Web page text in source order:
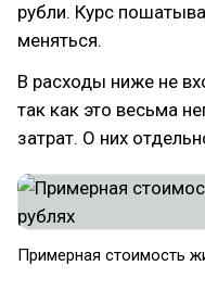
рубли. Курс
меняться.
В расходы ниже не
так как это весьма
затрат. О них
Примерная стоимость